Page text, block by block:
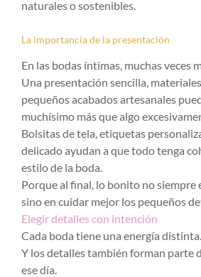
naturales o sostenibles.
La importancia de la presentación
En las bodas íntimas, muchas veces
Una presentación sencilla,
pequeños acabados artesanales
muchísimo más que algo
Bolsitas de tela, etiquetas
delicado ayudan a que todo tenga
estilo de la boda.
Porque al final, lo bonito no siempre
sino en cuidar mejor los pequeños
Elegir detalles con intención
Cada boda tiene una energía distinta.
Y los detalles también forman parte
ese día.